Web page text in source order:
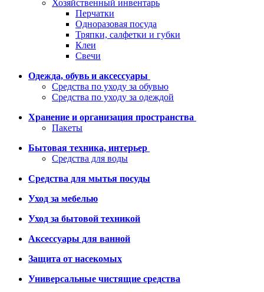
Хозяйственный инвентарь
Перчатки
Одноразовая посуда
Тряпки, салфетки и губки
Клеи
Свечи
Одежда, обувь и аксессуары
Средства по уходу за обувью
Средства по уходу за одеждой
Хранение и организация пространства
Пакеты
Бытовая техника, интерьер
Средства для воды
Средства для мытья посуды
Уход за мебелью
Уход за бытовой техникой
Аксессуары для ванной
Защита от насекомых
Универсальные чистящие средства